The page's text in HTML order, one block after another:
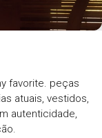
favorite. peças
atuais, vestidos,
autenticidade,